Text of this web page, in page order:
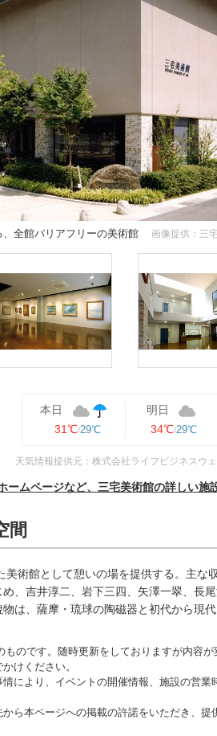
全館バリアフリーの美術館 画像提供：三
本日
31℃ 29℃
明日
34℃ 29℃
天気情報提供元：株式会社ライフビジネスウ
ームページなど、三宅美術館の詳しい施
間
美術館として憩いの場を提供する。主な
、吉井淳二、岩下三四、矢澤一翠、長
は、薩摩・琉球の陶磁器と初代から現
のです。随時更新をしておりますが内容
けください。
により、イベントの開催情報、施設の営業
ら本ページへの掲載の許諾をいただき、提